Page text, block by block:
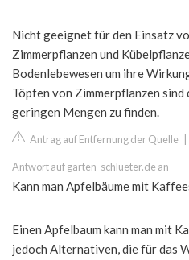
Nicht geeignet für den Einsatz
Zimmerpflanzen und
Bodenlebewesen um ihre
Töpfen von Zimmerpflanzen sind
geringen Mengen zu finden.
Antrag auf Entfernung der Quelle
Antwort auf garten-schlueter.de an
Kann man Apfelbäume mit
Einen Apfelbaum kann man mit
jedoch Alternativen, die für das